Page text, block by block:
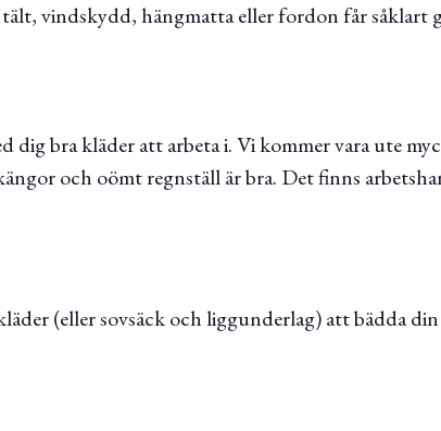
tält, vindskydd, hängmatta eller fordon får såklart
dig bra kläder att arbeta i. Vi kommer vara ute
och oömt regnställ är bra. Det finns
(eller sovsäck och liggunderlag) att bädda